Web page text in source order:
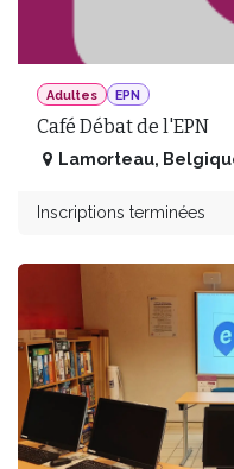
Adultes EPN
Café Débat de l'EPN
Lamorteau,
Inscriptions terminées